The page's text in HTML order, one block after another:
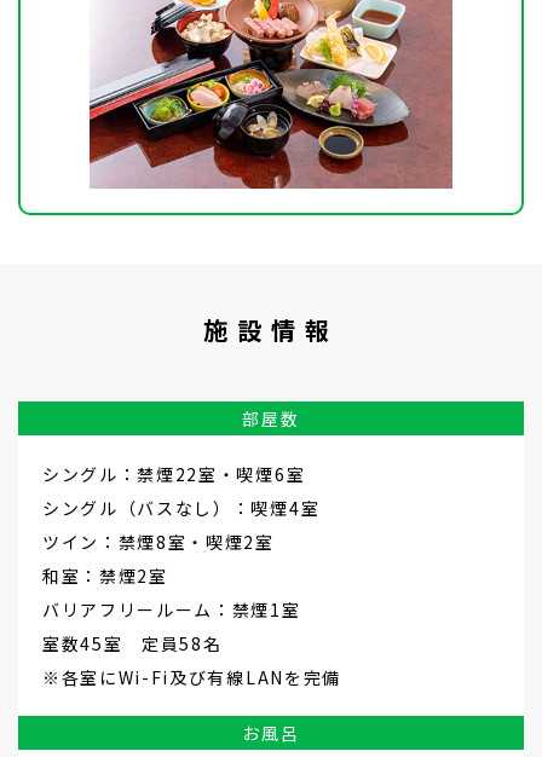
施設情報
部屋数
シングル：禁煙22室・喫煙6室
シングル（バスなし）：喫煙4室
ツイン：禁煙8室・喫煙2室
和室：禁煙2室
バリアフリールーム：禁煙1室
室数45室 定員58名
※各室にWi-Fi及び有線LANを完備
お風呂